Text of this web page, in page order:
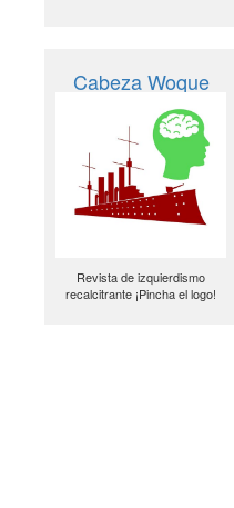
Cabeza Woque
Revista de izquierdismo
recalcitrante ¡Pincha el logo!